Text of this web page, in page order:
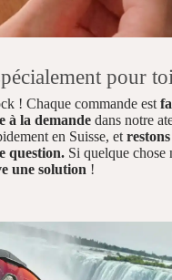
pour
! Chaque commande est
à la demande dans notre
en Suisse, et
question. Si quelque chose
une solution !